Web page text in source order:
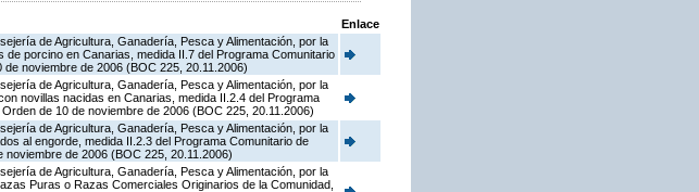
Enlace
de Agricultura, Ganadería, Pesca y Alimentación, por la
porcino en Canarias, medida II.7 del Programa Comunitario
noviembre de 2006 (BOC 225, 20.11.2006)
de Agricultura, Ganadería, Pesca y Alimentación, por la
novillas nacidas en Canarias, medida II.2.4 del Programa
de 10 de noviembre de 2006 (BOC 225, 20.11.2006)
de Agricultura, Ganadería, Pesca y Alimentación, por la
al engorde, medida II.2.3 del Programa Comunitario de
de 2006 (BOC 225, 20.11.2006)
de Agricultura, Ganadería, Pesca y Alimentación, por la
Puras o Razas Comerciales Originarios de la Comunidad,